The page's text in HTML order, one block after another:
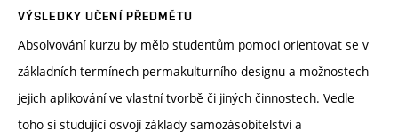
VÝSLEDKY UČENÍ PŘEDMĚTU
Absolvování kurzu by mělo studentům pomoci orientovat se v
základních termínech permakulturního designu a možnostech
jejich aplikování ve vlastní tvorbě či jiných činnostech. Vedle
toho si studující osvojí základy samozásobitelství a